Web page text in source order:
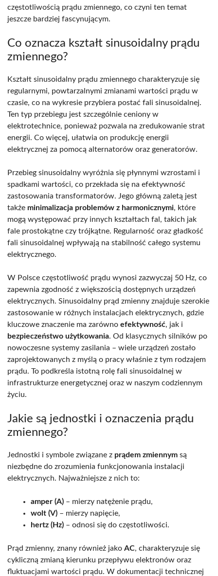
częstotliwością prądu zmiennego, co czyni ten temat
jeszcze bardziej fascynującym.
Co oznacza kształt sinusoidalny prądu
zmiennego?
Kształt sinusoidalny prądu zmiennego charakteryzuje się
regularnymi, powtarzalnymi zmianami wartości prądu w
czasie, co na wykresie przybiera postać fali sinusoidalnej.
Ten typ przebiegu jest szczególnie ceniony w
elektrotechnice, ponieważ pozwala na zredukowanie strat
energii. Co więcej, ułatwia on produkcję energii
elektrycznej za pomocą alternatorów oraz generatorów.
Przebieg sinusoidalny wyróżnia się płynnymi wzrostami i
spadkami wartości, co przekłada się na efektywność
zastosowania transformatorów. Jego główną zaletą jest
także minimalizacja problemów z harmonicznymi, które
mogą występować przy innych kształtach fal, takich jak
fale prostokątne czy trójkątne. Regularność oraz gładkość
fali sinusoidalnej wpływają na stabilność całego systemu
elektrycznego.
W Polsce częstotliwość prądu wynosi zazwyczaj 50 Hz, co
zapewnia zgodność z większością dostępnych urządzeń
elektrycznych. Sinusoidalny prąd zmienny znajduje szerokie
zastosowanie w różnych instalacjach elektrycznych, gdzie
kluczowe znaczenie ma zarówno efektywność, jak i
bezpieczeństwo użytkowania. Od klasycznych silników po
nowoczesne systemy zasilania – wiele urządzeń zostało
zaprojektowanych z myślą o pracy właśnie z tym rodzajem
prądu. To podkreśla istotną rolę fali sinusoidalnej w
infrastrukturze energetycznej oraz w naszym codziennym
życiu.
Jakie są jednostki i oznaczenia prądu
zmiennego?
Jednostki i symbole związane z prądem zmiennym są
niezbędne do zrozumienia funkcjonowania instalacji
elektrycznych. Najważniejsze z nich to:
amper (A) – mierzy natężenie prądu,
wolt (V) – mierzy napięcie,
hertz (Hz) – odnosi się do częstotliwości.
Prąd zmienny, znany również jako AC, charakteryzuje się
cykliczną zmianą kierunku przepływu elektronów oraz
fluktuacjami wartości prądu. W dokumentacji technicznej